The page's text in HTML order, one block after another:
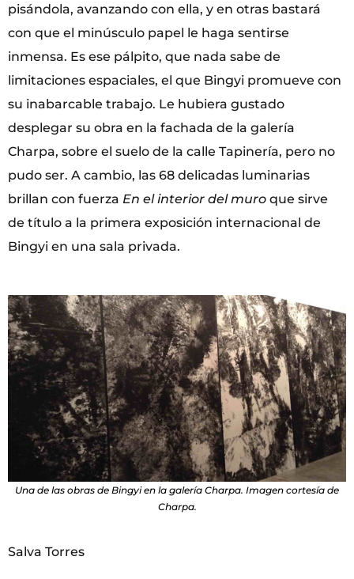
pisándola, avanzando con ella, y en otras bastará
con que el minúsculo papel le haga sentirse
inmensa. Es ese pálpito, que nada sabe de
limitaciones espaciales, el que Bingyi promueve con
su inabarcable trabajo. Le hubiera gustado
desplegar su obra en la fachada de la galería
Charpa, sobre el suelo de la calle Tapinería, pero no
pudo ser. A cambio, las 68 delicadas luminarias
brillan con fuerza En el interior del muro que sirve
de título a la primera exposición internacional de
Bingyi en una sala privada.
Una de las obras de Bingyi en la galería Charpa. Imagen cortesía de
Charpa.
Salva Torres